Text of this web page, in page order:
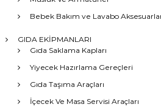
Bebek Bakım ve Lavabo
GIDA EKİPMANLARI
Gıda Saklama Kapları
Yiyecek Hazırlama Gereçleri
Gıda Taşıma Araçları
İçecek Ve Masa Servisi Araçları